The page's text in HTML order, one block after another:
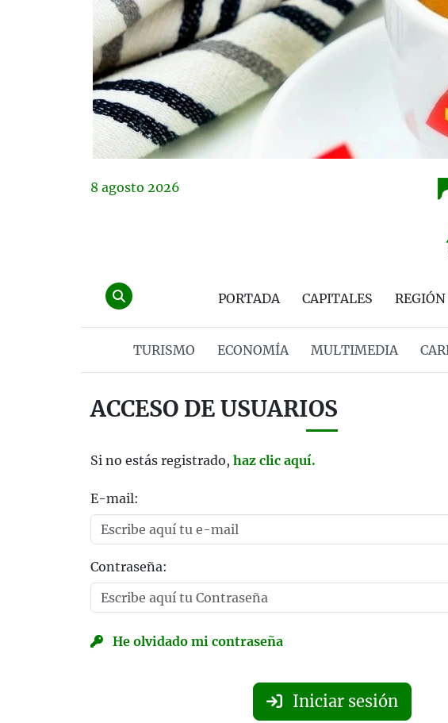
8 agosto 2026
PORTADA CAPITALES REGIÓN
TURISMO ECONOMÍA MULTIMEDIA
ACCESO DE USUARIOS
Si no estás registrado, haz clic aquí.
E-mail:
Contraseña:
He olvidado mi contraseña
Iniciar sesión